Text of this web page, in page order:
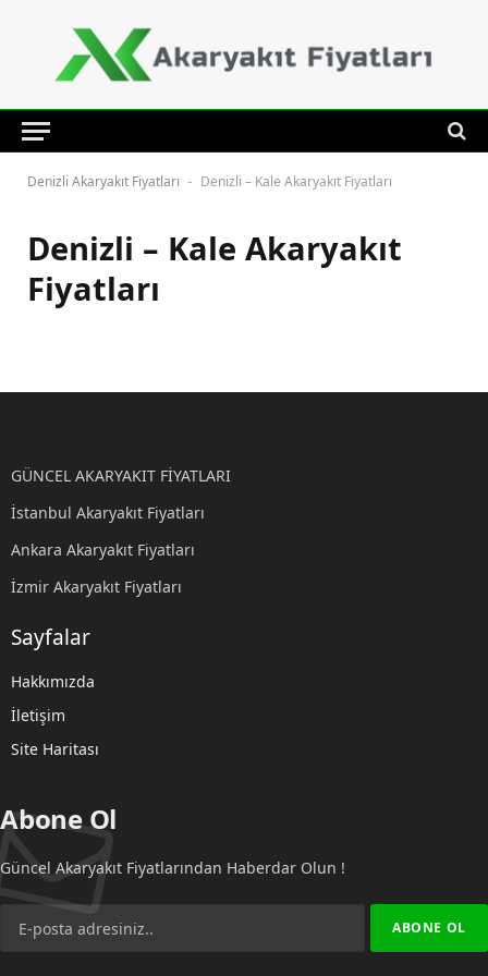
Denizli Akaryakıt Fiyatları - Denizli – Kale Akaryakıt Fiyatları
Denizli – Kale Akaryakıt
Fiyatları
GÜNCEL AKARYAKIT FİYATLARI
İstanbul Akaryakıt Fiyatları
Ankara Akaryakıt Fiyatları
İzmir Akaryakıt Fiyatları
Sayfalar
Hakkımızda
İletişim
Site Haritası
Abone Ol
Güncel Akaryakıt Fiyatlarından Haberdar Olun !